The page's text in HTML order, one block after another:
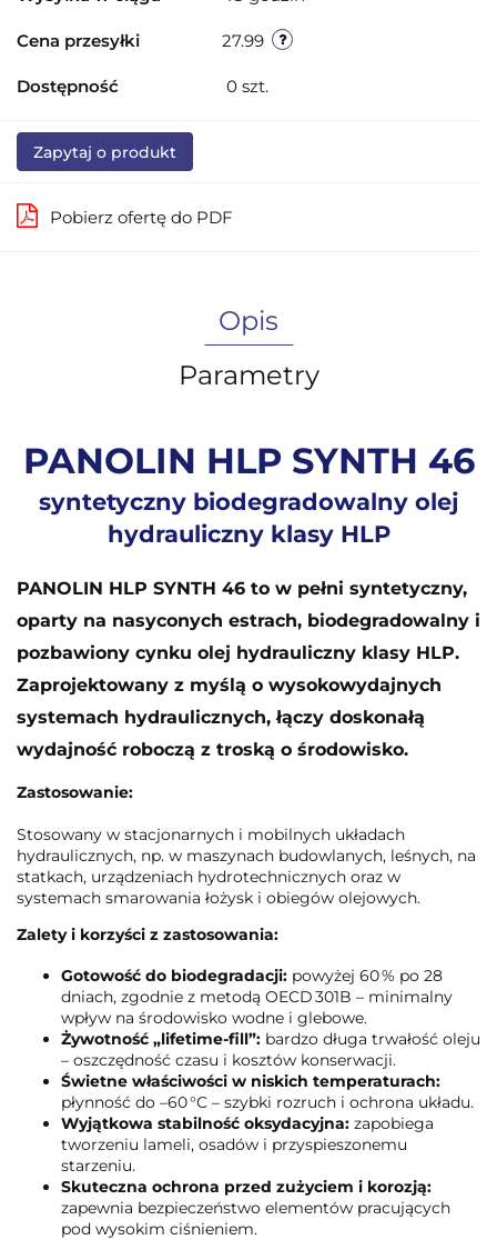
Cena przesyłki 27.99
Dostępność 0 szt.
Zapytaj o produkt
Pobierz ofertę do PDF
Opis
Parametry
PANOLIN HLP SYNTH 46
syntetyczny biodegradowalny olej
hydrauliczny klasy HLP
PANOLIN HLP SYNTH 46 to w pełni syntetyczny,
oparty na nasyconych estrach, biodegradowalny i
pozbawiony cynku olej hydrauliczny klasy HLP.
Zaprojektowany z myślą o wysokowydajnych
systemach hydraulicznych, łączy doskonałą
wydajność roboczą z troską o środowisko.
Zastosowanie:
Stosowany w stacjonarnych i mobilnych układach
hydraulicznych, np. w maszynach budowlanych, leśnych, na
statkach, urządzeniach hydrotechnicznych oraz w
systemach smarowania łożysk i obiegów olejowych.
Zalety i korzyści z zastosowania:
Gotowość do biodegradacji: powyżej 60 % po 28
dniach, zgodnie z metodą OECD 301B – minimalny
wpływ na środowisko wodne i glebowe.
Żywotność „lifetime-fill”: bardzo długa trwałość oleju
– oszczędność czasu i kosztów konserwacji.
Świetne właściwości w niskich temperaturach:
płynność do –60 °C – szybki rozruch i ochrona układu.
Wyjątkowa stabilność oksydacyjna: zapobiega
tworzeniu lameli, osadów i przyspieszonemu
starzeniu.
Skuteczna ochrona przed zużyciem i korozją:
zapewnia bezpieczeństwo elementów pracujących
pod wysokim ciśnieniem.